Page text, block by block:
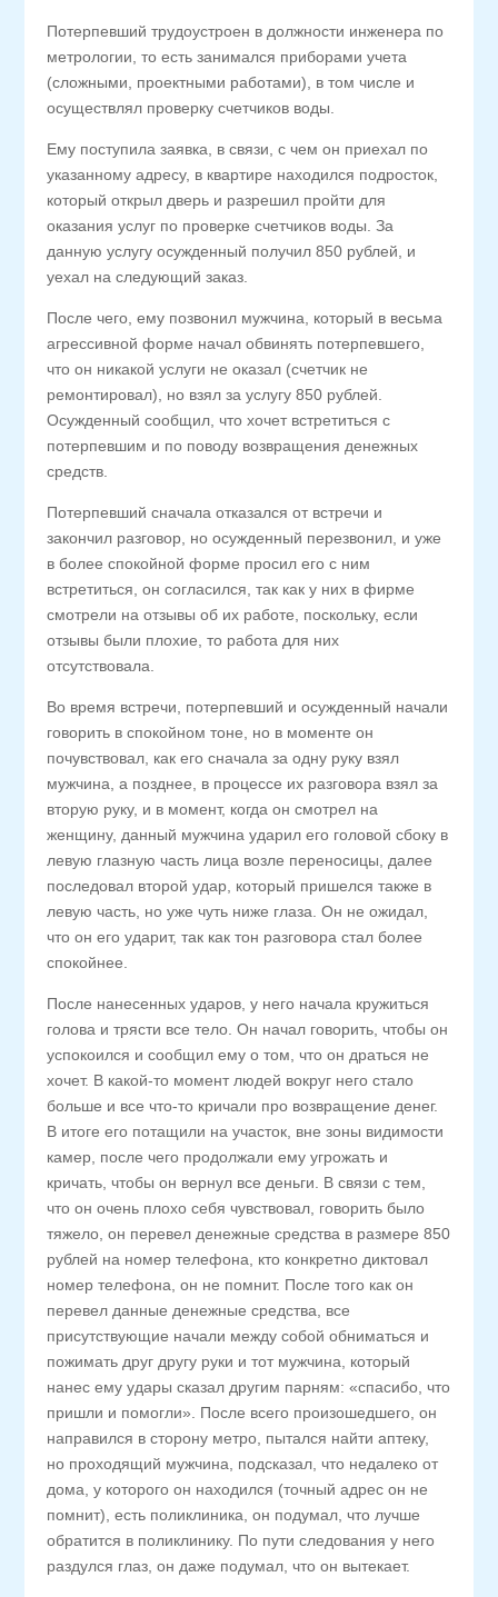
Потерпевший трудоустроен в должности инженера по
метрологии, то есть занимался приборами учета
(сложными, проектными работами), в том числе и
осуществлял проверку счетчиков воды.
Ему поступила заявка, в связи, с чем он приехал по
указанному адресу, в квартире находился подросток,
который открыл дверь и разрешил пройти для
оказания услуг по проверке счетчиков воды. За
данную услугу осужденный получил 850 рублей, и
уехал на следующий заказ.
После чего, ему позвонил мужчина, который в весьма
агрессивной форме начал обвинять потерпевшего,
что он никакой услуги не оказал (счетчик не
ремонтировал), но взял за услугу 850 рублей.
Осужденный сообщил, что хочет встретиться с
потерпевшим и по поводу возвращения денежных
средств.
Потерпевший сначала отказался от встречи и
закончил разговор, но осужденный перезвонил, и уже
в более спокойной форме просил его с ним
встретиться, он согласился, так как у них в фирме
смотрели на отзывы об их работе, поскольку, если
отзывы были плохие, то работа для них
отсутствовала.
Во время встречи, потерпевший и осужденный начали
говорить в спокойном тоне, но в моменте он
почувствовал, как его сначала за одну руку взял
мужчина, а позднее, в процессе их разговора взял за
вторую руку, и в момент, когда он смотрел на
женщину, данный мужчина ударил его головой сбоку в
левую глазную часть лица возле переносицы, далее
последовал второй удар, который пришелся также в
левую часть, но уже чуть ниже глаза. Он не ожидал,
что он его ударит, так как тон разговора стал более
спокойнее.
После нанесенных ударов, у него начала кружиться
голова и трясти все тело. Он начал говорить, чтобы он
успокоился и сообщил ему о том, что он драться не
хочет. В какой-то момент людей вокруг него стало
больше и все что-то кричали про возвращение денег.
В итоге его потащили на участок, вне зоны видимости
камер, после чего продолжали ему угрожать и
кричать, чтобы он вернул все деньги. В связи с тем,
что он очень плохо себя чувствовал, говорить было
тяжело, он перевел денежные средства в размере 850
рублей на номер телефона, кто конкретно диктовал
номер телефона, он не помнит. После того как он
перевел данные денежные средства, все
присутствующие начали между собой обниматься и
пожимать друг другу руки и тот мужчина, который
нанес ему удары сказал другим парням: «спасибо, что
пришли и помогли». После всего произошедшего, он
направился в сторону метро, пытался найти аптеку,
но проходящий мужчина, подсказал, что недалеко от
дома, у которого он находился (точный адрес он не
помнит), есть поликлиника, он подумал, что лучше
обратится в поликлинику. По пути следования у него
раздулся глаз, он даже подумал, что он вытекает.